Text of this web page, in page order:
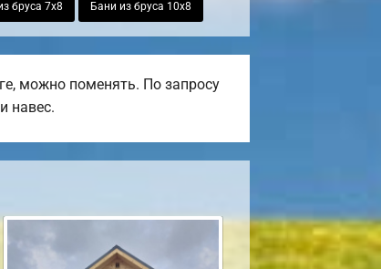
бруса 7х8 Бани из бруса 10х8
можно поменять. По запросу
навес.